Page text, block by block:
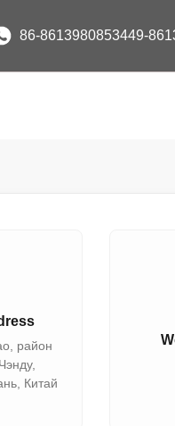
86-8613980853449-
район
Китай